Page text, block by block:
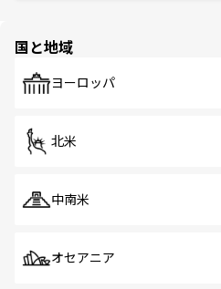
で、ホーカーズは地元の
国と地域
ヨーロッパ
北米
中南米
オセアニア